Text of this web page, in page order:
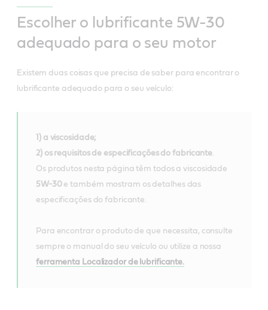
Escolher o lubrificante 5W-30
adequado para o seu motor
Existem duas coisas que precisa de saber para encontrar o
lubrificante adequado para o seu veículo:
1) a viscosidade;
2) os requisitos de especificações do fabricante
Os produtos nesta página têm todos a viscosidade
5W-30 e também mostram os detalhes das
especificações do fabricante.
Para encontrar o produto de que necessita, consulte
sempre o manual do seu veículo ou utilize a nossa
ferramenta Localizador de lubrificante.